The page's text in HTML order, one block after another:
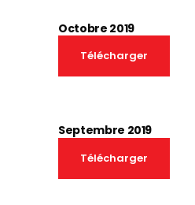
Octobre 2019
télécharger
Septembre 2019
télécharger